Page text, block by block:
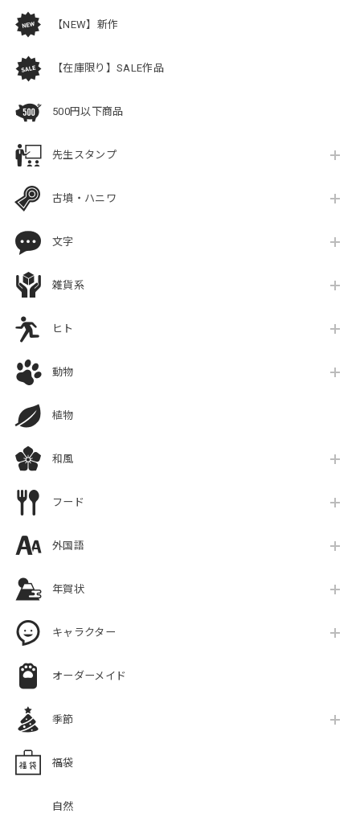
【NEW】新作
【在庫限り】SALE作品
500円以下商品
先生スタンプ
古墳・ハニワ
文字
雑貨系
ヒト
動物
植物
和風
フード
外国語
年賀状
キャラクター
オーダーメイド
季節
福袋
自然